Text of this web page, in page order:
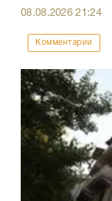
08.08.202621:24
Комментарии